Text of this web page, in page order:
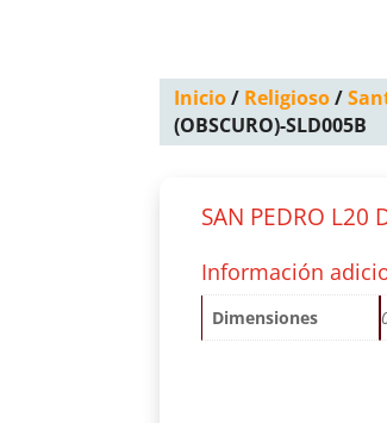
Inicio/ Religioso/
(OBSCURO)-SLD005B
SAN PEDRO L20
Información
Dimensiones